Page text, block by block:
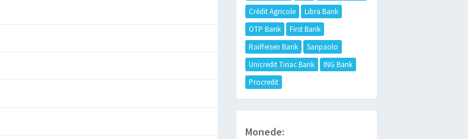
Crédit Agricole
Libra Bank
OTP Bank
First Bank
Raiffeisen Bank
Sanpaolo
Unicredit Tiriac Bank
ING Bank
Procredit
Monede: